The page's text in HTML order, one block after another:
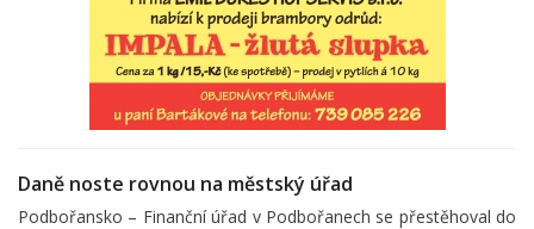
Daně noste rovnou na městský úřad
Podbořansko – Finanční úřad v Podbořanech se přestěhoval do